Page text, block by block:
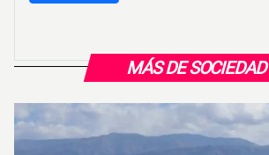
MÁS DE SOCIEDAD